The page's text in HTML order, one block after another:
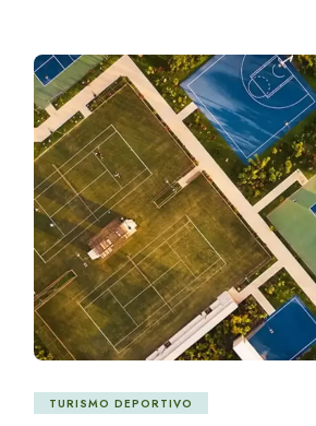
TURISMO DEPORTIVO